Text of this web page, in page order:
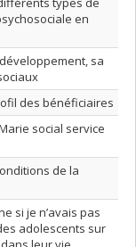
en
sa
des bénéficiaires
social service
de la
si je n’avais pas
adolescents sur